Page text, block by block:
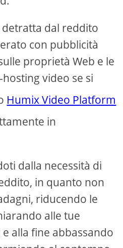
dal reddito
con pubblicità
proprietà Web e le
video se si
Humix Video Platform
in
dalla necessità di
in quanto non
riducendo le
alle tue
alla fine abbassando